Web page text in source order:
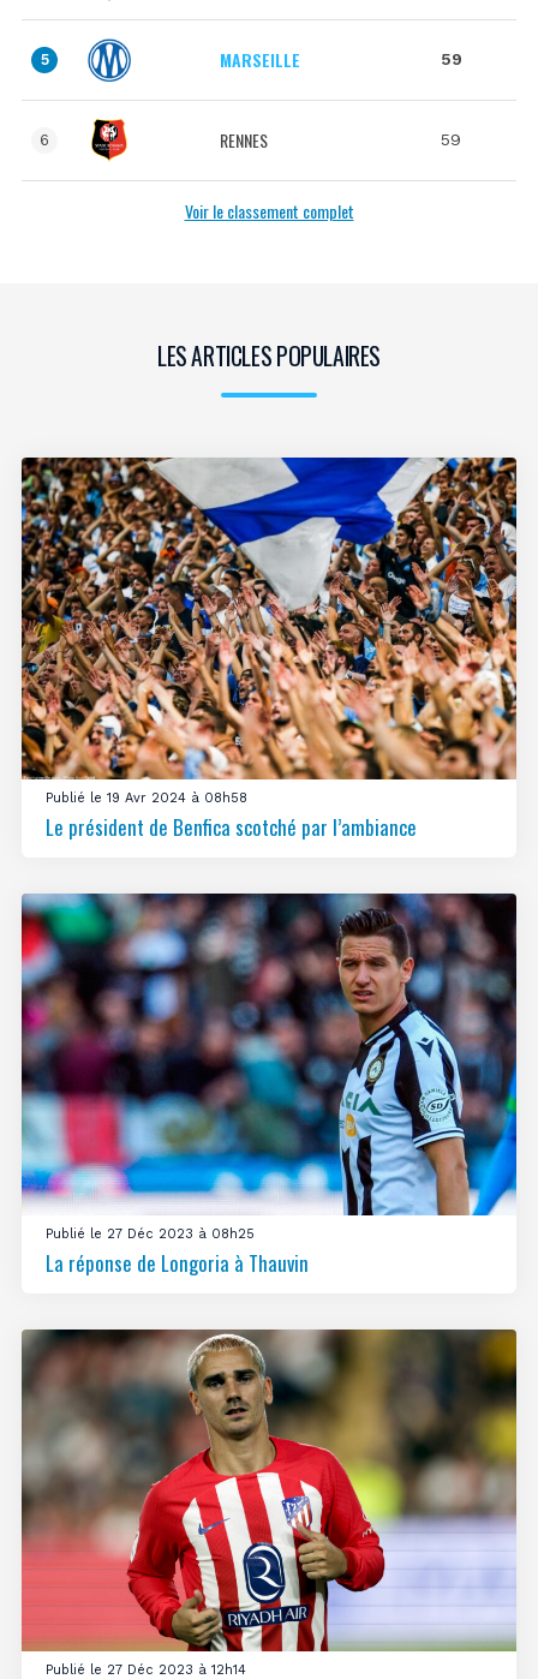
5 MARSEILLE 59
6 RENNES 59
Voir le classement complet
LES ARTICLES POPULAIRES
Publié le 19 Avr 2024 à 08h58
Le président de Benfica scotché par l’ambiance
Publié le 27 Déc 2023 à 08h25
La réponse de Longoria à Thauvin
Publié le 27 Déc 2023 à 12h14